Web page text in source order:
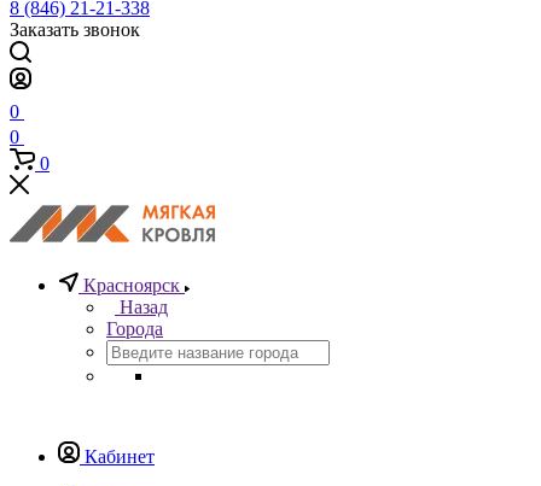
8 (846) 21-21-338
Заказать звонок
0
0
0
Красноярск
Назад
Города
Кабинет